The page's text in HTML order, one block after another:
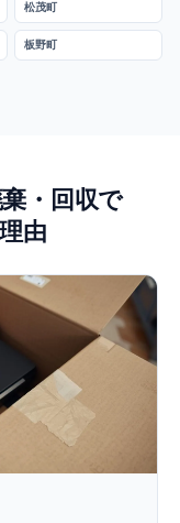
松茂町
板野町
・回収で
由